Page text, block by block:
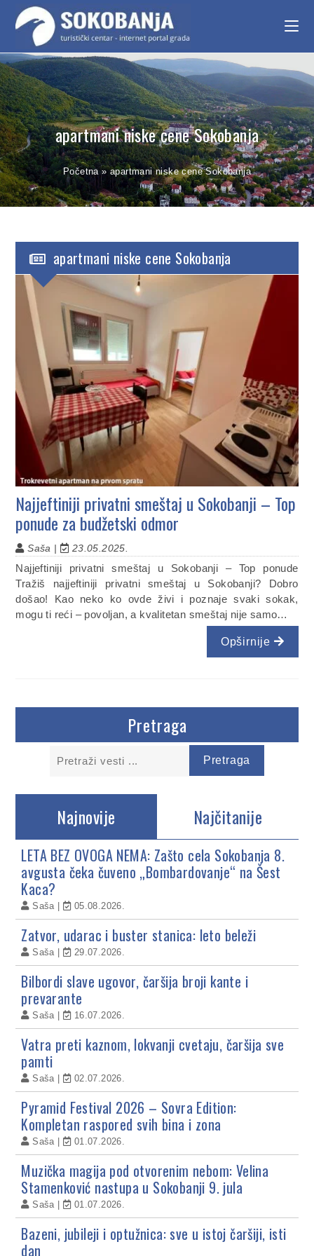
apartmani niske cene Sokobanja
Početna»apartmani niske cene Sokobanja
apartmani niske cene Sokobanja
Najjeftiniji privatni smeštaj u Sokobanji – Top
ponude za budžetski odmor
Saša | 23.05.2025.
Najjeftiniji privatni smeštaj u Sokobanji – Top ponude
Tražiš najjeftiniji privatni smeštaj u Sokobanji? Dobro
došao! Kao neko ko ovde živi i poznaje svaki sokak,
mogu ti reći – povoljan, a kvalitetan smeštaj nije samo…
Opširnije
Pretraga
Najnovije Najčitanije
LETA BEZ OVOGA NEMA: Zašto cela Sokobanja 8.
avgusta čeka čuveno „Bombardovanje“ na Šest
Kaca?
Saša 05.08.2026.
Zatvor, udarac i buster stanica: leto beleži
Saša 29.07.2026.
Bilbordi slave ugovor, čaršija broji kante i
prevarante
Saša 16.07.2026.
Vatra preti kaznom, lokvanji cvetaju, čaršija sve
pamti
Saša 02.07.2026.
Pyramid Festival 2026 – Sovra Edition:
Kompletan raspored svih bina i zona
Saša 01.07.2026.
Muzička magija pod otvorenim nebom: Velina
Stamenković nastupa u Sokobanji 9. jula
Saša 01.07.2026.
Bazeni, jubileji i optužnica: sve u istoj čaršiji, isti
dan